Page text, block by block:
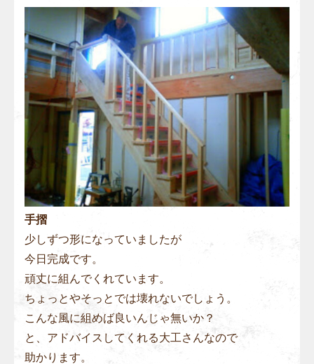
手摺
少しずつ形になっていましたが
今日完成です。
頑丈に組んでくれています。
ちょっとやそっとでは壊れないでしょう。
こんな風に組めば良いんじゃ無いか？
と、アドバイスしてくれる大工さんなので
助かります。